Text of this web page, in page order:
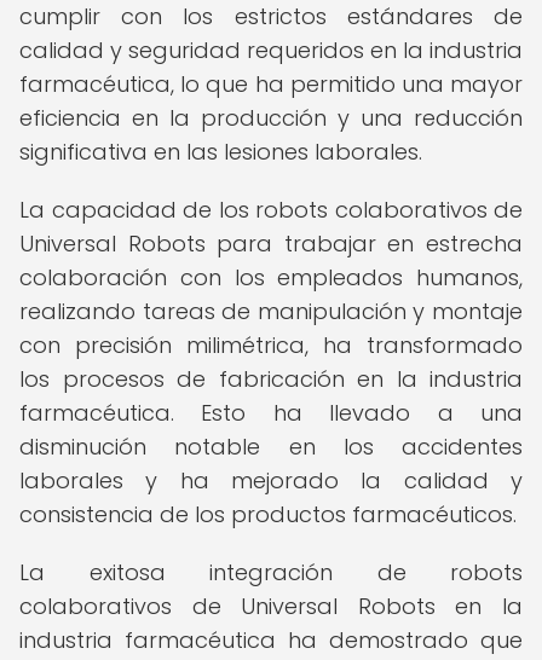
cumplir con los estrictos estándares de
calidad y seguridad requeridos en la industria
farmacéutica, lo que ha permitido una mayor
eficiencia en la producción y una reducción
significativa en las lesiones laborales.
La capacidad de los robots colaborativos de
Universal Robots para trabajar en estrecha
colaboración con los empleados humanos,
realizando tareas de manipulación y montaje
con precisión milimétrica, ha transformado
los procesos de fabricación en la industria
farmacéutica. Esto ha llevado a una
disminución notable en los accidentes
laborales y ha mejorado la calidad y
consistencia de los productos farmacéuticos.
La exitosa integración de robots
colaborativos de Universal Robots en la
industria farmacéutica ha demostrado que